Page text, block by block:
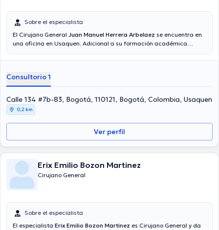
Sobre el especialista
El Cirujano General Juan Manuel Herrera Arbelaez se encuentra en
una oficina en Usaquen. Adicional a su formación académica
de especialidad. El médico cuenta con varios años de experiencia
destacados como miembro de diversas asociaciones médicas. Juan
Manuel Herrera Arbelaez ha colaborado en abundantes
conferencias con la intención de tener una formación continua en
su campo de especialización y ha publicado importantes ediciones.
Su consulta opcionalmente se puede llevar a cabo en Español.
Consultorio 1
Calle 134 #7b-83, Bogotá, 110121, Bogotá, Colombia, Usaquen
0,2 km
Ver perfil
Erix Emilio Bozon Martinez
Cirujano General
Sobre el especialista
El especialista Erix Emilio Bozon Martinez es Cirujano General y da